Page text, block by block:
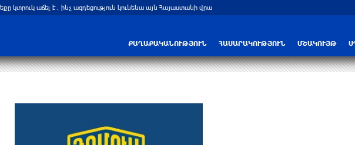
կտրուկ աճել է․ ինչ ազդեցություն կունենա այն Հայաստանի վրա
ՔԱՂԱՔԱԿԱՆՈՒԹՅՈՒՆ ՀԱՍԱՐԱԿՈՒԹՅՈՒՆ ՄՇԱԿՈՒՅԹ